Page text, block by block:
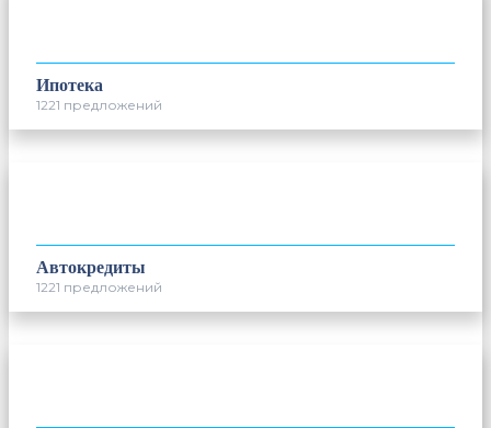
Ипотека
1221 предложений
Автокредиты
1221 предложений